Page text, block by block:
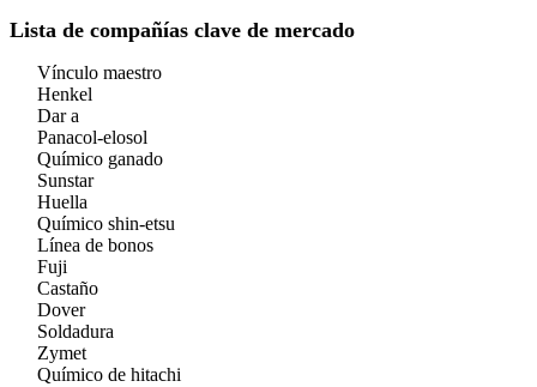
Lista de compañías clave de mercado
Vínculo maestro
Henkel
Dar a
Panacol-elosol
Químico ganado
Sunstar
Huella
Químico shin-etsu
Línea de bonos
Fuji
Castaño
Dover
Soldadura
Zymet
Químico de hitachi